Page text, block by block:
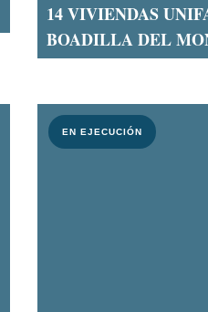
14 VIVIENDAS
BOADILLA DEL
EN EJECUCIÓN